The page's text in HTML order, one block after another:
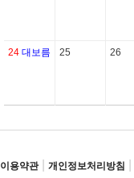
24 대보름 25 26
이용약관 개인정보처리방침